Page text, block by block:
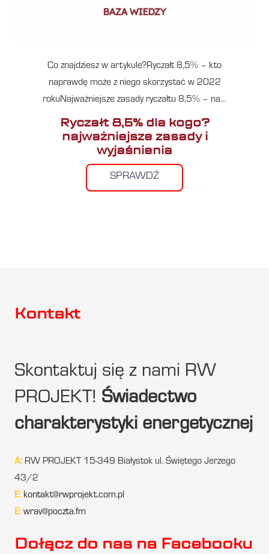
Co znajdziesz w artykule?Ryczałt 8,5% – kto
naprawdę może z niego skorzystać w 2022
rokuNajważniejsze zasady ryczałtu 8,5% – na…
Ryczałt 8,5% dla kogo?
najważniejsze zasady i
wyjaśnienia
SPRAWDŹ
Kontakt
Skontaktuj się z nami RW
PROJEKT! Świadectwo
charakterystyki energetycznej
A: RW PROJEKT 15-349 Białystok ul. Świętego Jerzego
43/2
E: kontakt@rwprojekt.com.pl
E: wrav@poczta.fm
Dołącz do nas na Facebooku